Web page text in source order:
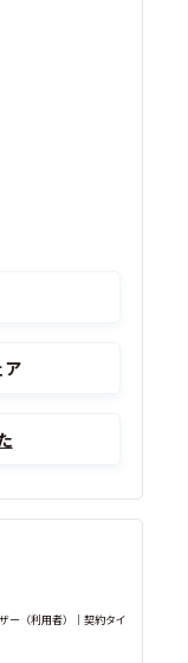
ア
ー（利用者）｜契約タイ